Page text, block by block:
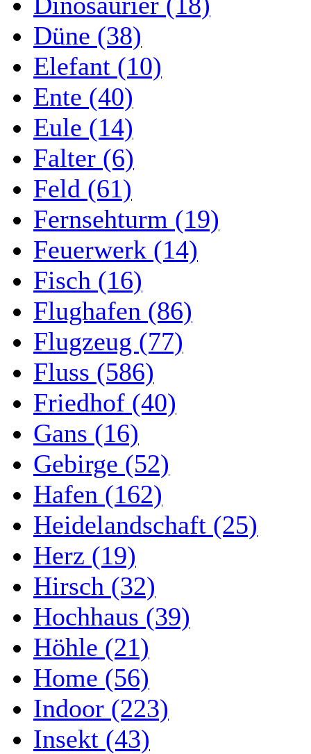
Düne (38)
Elefant (10)
Ente (40)
Eule (14)
Falter (6)
Feld (61)
Fernsehturm (19)
Feuerwerk (14)
Fisch (16)
Flughafen (86)
Flugzeug (77)
Fluss (586)
Friedhof (40)
Gans (16)
Gebirge (52)
Hafen (162)
Heidelandschaft (25)
Herz (19)
Hirsch (32)
Hochhaus (39)
Höhle (21)
Home (56)
Indoor (223)
Insekt (43)